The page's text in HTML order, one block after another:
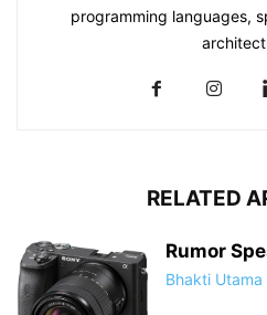
programming languages,
RELATED
Rumor
Bhakti Utama